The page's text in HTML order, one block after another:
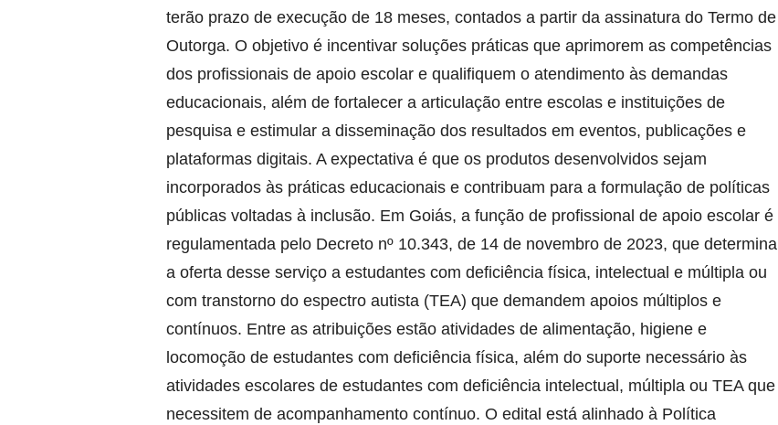
terão prazo de execução de 18 meses, contados a partir da assinatura do Termo de
Outorga. O objetivo é incentivar soluções práticas que aprimorem as competências
dos profissionais de apoio escolar e qualifiquem o atendimento às demandas
educacionais, além de fortalecer a articulação entre escolas e instituições de
pesquisa e estimular a disseminação dos resultados em eventos, publicações e
plataformas digitais. A expectativa é que os produtos desenvolvidos sejam
incorporados às práticas educacionais e contribuam para a formulação de políticas
públicas voltadas à inclusão. Em Goiás, a função de profissional de apoio escolar é
regulamentada pelo Decreto nº 10.343, de 14 de novembro de 2023, que determina
a oferta desse serviço a estudantes com deficiência física, intelectual e múltipla ou
com transtorno do espectro autista (TEA) que demandem apoios múltiplos e
contínuos. Entre as atribuições estão atividades de alimentação, higiene e
locomoção de estudantes com deficiência física, além do suporte necessário às
atividades escolares de estudantes com deficiência intelectual, múltipla ou TEA que
necessitem de acompanhamento contínuo. O edital está alinhado à Política